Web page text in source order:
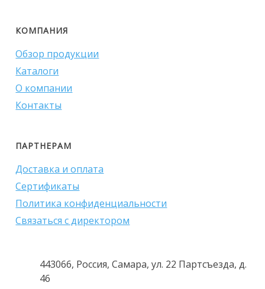
КОМПАНИЯ
Обзор продукции
Каталоги
О компании
Контакты
ПАРТНЕРАМ
Доставка и оплата
Сертификаты
Политика конфиденциальности
Связаться с директором
443066, Россия, Самара, ул. 22 Партсъезда, д.
46